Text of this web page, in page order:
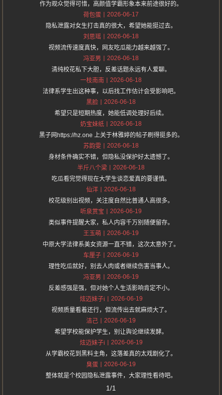
作为观众觉得可惜，高颜值学霸形象本来前途很好的。
荷包蛋
2026-06-17
隐私泄露对女生打击真的很大，希望她能挺过去。
刘思瑶
2026-06-18
视频流传速度真快，网友吃瓜能力越来越强了。
冯亚男
2026-06-18
清纯校花私下大胆，反差话题永远有人爱聊。
一枝南南
2026-06-18
法律系学生出这种事，以后找工作估计会受影响吧。
黑脸
2026-06-18
希望只是短期热度，她能低调处理好后续。
奶宝妹纸
2026-06-18
黑子网https://hz.one 上关于林雅婷的帖子刷得挺多的。
苏韵雯
2026-06-18
身材条件确实不错，但隐私没保护好太遗憾了。
半斤八个梁
2026-06-18
吃瓜看完觉得现在大学生谈恋爱真的要谨慎。
仙洋
2026-06-18
校花级别出视频，关注度自然比普通人高很多。
听泉赏宝
2026-06-19
类似事件提醒大家，私人内容千万别随便留存。
王玉萌
2026-06-19
中原大学法律系美女资源一直不错，这次太意外了。
车厘子
2026-06-19
理性吃瓜就好，别去人肉或者继续伤害当事人。
冯亚男
2026-06-19
反差感强是强，但对她个人生活影响肯定不小。
炫迈妹子i
2026-06-19
视频质量看着还行，但流传出去就麻烦大了。
洁己
2026-06-19
希望学校能保护学生，别让舆论继续发酵。
炫迈妹子i
2026-06-19
从学霸校花到黑料主角，这落差真的太戏剧化了。
臭蛋
2026-06-19
整体就是个校园隐私泄露事件，大家理性看待吧。
1/1